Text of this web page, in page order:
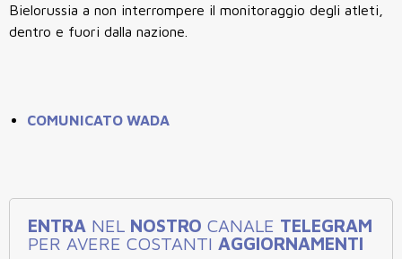
Bielorussia a non interrompere il monitoraggio degli atleti,
dentro e fuori dalla nazione.
COMUNICATO WADA
ENTRA NEL NOSTRO CANALE TELEGRAM
PER AVERE COSTANTI AGGIORNAMENTI